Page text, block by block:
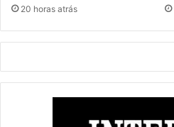
20 horas atrás